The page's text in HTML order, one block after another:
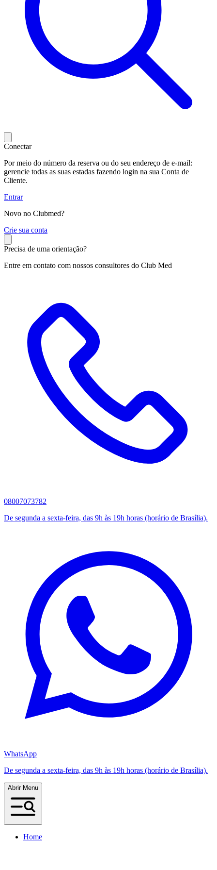
Conectar
Por meio do número da reserva ou do seu endereço de e-mail:
gerencie todas as suas estadas fazendo login na sua Conta de
Cliente.
Entrar
Novo no Clubmed?
Crie sua conta
Precisa de uma orientação?
Entre em contato com nossos consultores do Club Med
08007073782
De segunda a sexta-feira, das 9h às 19h horas (horário de Brasília).
WhatsApp
De segunda a sexta-feira, das 9h às 19h horas (horário de Brasília).
Abrir Menu
Home